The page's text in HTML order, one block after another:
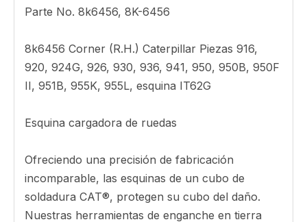
☑T / T, L / C u otro pago aceptado
☑ Calidad garantizada
☑Descuentos a granel para pedidos
más grandes
Descripción del producto
8K6456, 8K-6456 esquina LH para Caterpillar
(CAT) Parámetro:
Parte No. 8k6456, 8K-6456